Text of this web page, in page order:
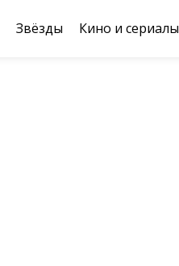
Звёзды Кино и сериалы